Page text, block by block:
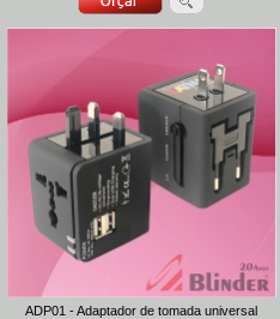
ADP01 - Adaptador de tomada universal